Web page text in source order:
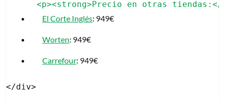
El Corte Inglés: 949€
Worten: 949€
Carrefour: 949€